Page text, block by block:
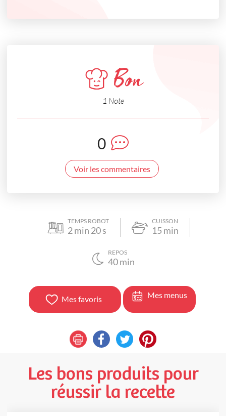
Bon
1 Note
0
Voir les commentaires
TEMPS ROBOT
2min 20s
CUISSON
15 min
REPOS
40min
Mes favoris Mes menus
Les bons produits pour
réussir la recette